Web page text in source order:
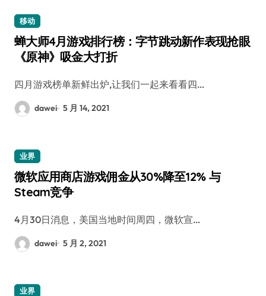
移动
蝉大师4月游戏排行榜：字节跳动新作表现抢眼
《原神》吸金大打折
四月游戏榜单新鲜出炉,让我们一起来看看四…
dawei 5 月 14, 2021
业界
微软应用商店游戏佣金从30%降至12% 与
Steam竞争
4月30日消息，美国当地时间周四，微软宣…
dawei 5 月 2, 2021
业界